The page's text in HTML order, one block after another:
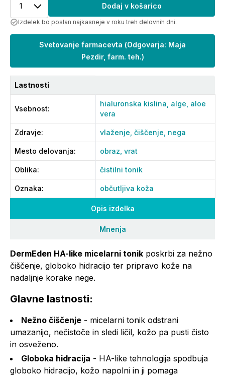
Opis izdelka
Mnenja
DermEden HA-like micelarni tonik poskrbi za nežno
čiščenje, globoko hidracijo ter pripravo kože na
nadaljnje korake nege.
Glavne lastnosti:
Nežno čiščenje - micelarni tonik odstrani
umazanijo, nečistoče in sledi ličil, kožo pa pusti čisto
in osveženo.
Globoka hidracija - HA-like tehnologija spodbuja
globoko hidracijo, kožo napolni in ji pomaga
1 Dodaj v košarico
Izdelek bo poslan najkasneje v roku treh delovnih dni.
Svetovanje farmacevta (Odgovarja: Maja
Pezdir, farm. teh.)
Lastnosti
Vsebnost:
hialuronska kislina, alge, aloe
vera
Zdravje: vlaženje, čiščenje, nega
Mesto delovanja: obraz, vrat
Oblika: čistilni tonik
Oznaka: občutljiva koža